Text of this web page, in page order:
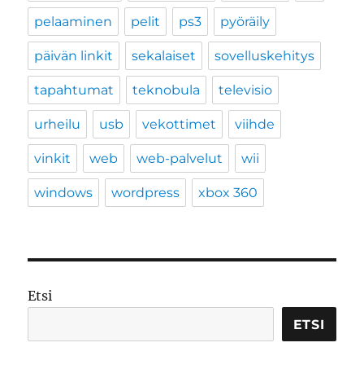
pelaaminen pelit ps3 pyöräily
päivän linkit sekalaiset sovelluskehitys
tapahtumat teknobula televisio
urheilu usb vekottimet viihde
vinkit web web-palvelut wii
windows wordpress xbox 360
Etsi
ETSI